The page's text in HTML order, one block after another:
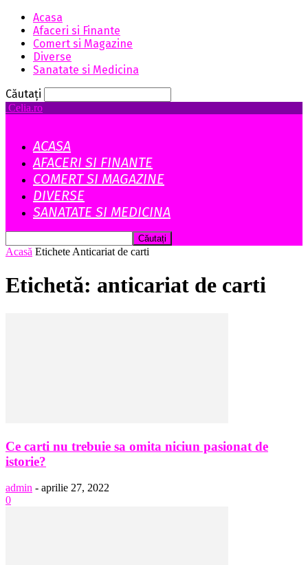
Acasa
Afaceri si Finante
Comert si Magazine
Diverse
Sanatate si Medicina
Căutați
Celia.ro
ACASA
AFACERI SI FINANTE
COMERT SI MAGAZINE
DIVERSE
SANATATE SI MEDICINA
Acasă Etichete Anticariat de carti
Etichetă: anticariat de carti
Ce carti nu trebuie sa omita niciun pasionat de
istorie?
admin - aprilie 27, 2022
0